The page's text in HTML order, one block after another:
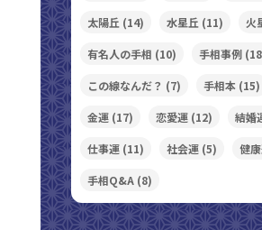
太陽丘 (14) 水星丘 (11) 火
有名人の手相 (10) 手相事例
この線なんだ？ (7) 手相本 (15)
金運 (17) 恋愛運 (12) 結婚
仕事運 (11) 社会運 (5) 健
手相Q&A (8)